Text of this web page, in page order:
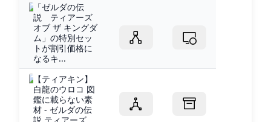
「ゼルダの伝
説 ティアーズ
オブ ザ キングダ
ム」の特別セッ
トが割引価格に
なるキ...
【ティアキン】
白龍のウロコ 図
鑑に載らない素
材 - ゼルダの伝